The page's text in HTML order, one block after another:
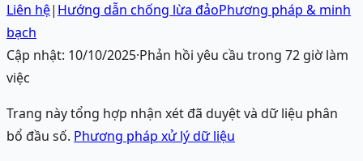
Liên hệ| Hướng dẫn chống lừa đảoPhương pháp & minh
bạch
Cập nhật: 10/10/2025·Phản hồi yêu cầu trong 72 giờ làm
việc
Trang này tổng hợp nhận xét đã duyệt và dữ liệu phân
bổ đầu số. Phương pháp xử lý dữ liệu